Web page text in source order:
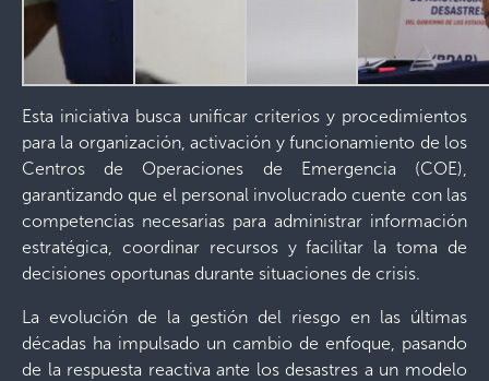
Esta iniciativa busca unificar criterios y procedimientos
para la organización, activación y funcionamiento de los
Centros de Operaciones de Emergencia (COE),
garantizando que el personal involucrado cuente con las
competencias necesarias para administrar información
estratégica, coordinar recursos y facilitar la toma de
decisiones oportunas durante situaciones de crisis.
La evolución de la gestión del riesgo en las últimas
décadas ha impulsado un cambio de enfoque, pasando
de la respuesta reactiva ante los desastres a un modelo